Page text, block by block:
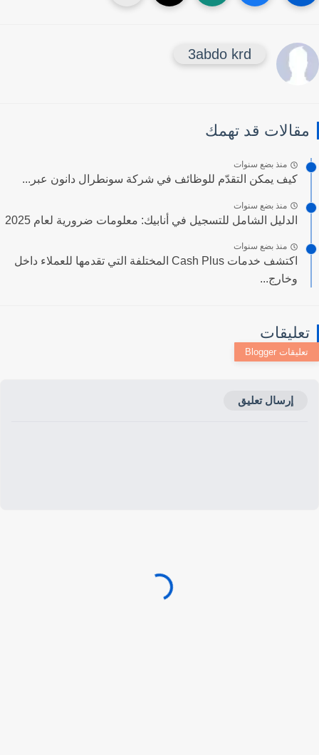
3abdo krd
قد تهمك
منذ بضع سنوات
كيف يمكن التقدّم للوظائف في شركة سونطرال دانون عبر...
منذ بضع سنوات
الدليل الشامل للتسجيل في أنابيك: معلومات ضرورية لعام 2025
منذ بضع سنوات
اكتشف خدمات Cash Plus المختلفة التي تقدمها للعملاء داخل
وخارج...
إرسال تعليق